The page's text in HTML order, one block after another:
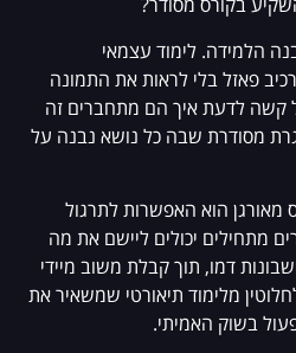
בקורס מסודר?
הלמידה. לימוד עצמאי
פאזל בלי לראות את התמונה
קשה לדעת איך הם מתחברים זה
מסודרת שבה כל נושא נבנה על
מאורגן הוא האפשרות לתרגול
מתחילים יכולים ליישם את מה
דמו, תוך קבלת משוב מיידי
מלימוד תיאורטי שמשאיר את
בשוק האמיתי.